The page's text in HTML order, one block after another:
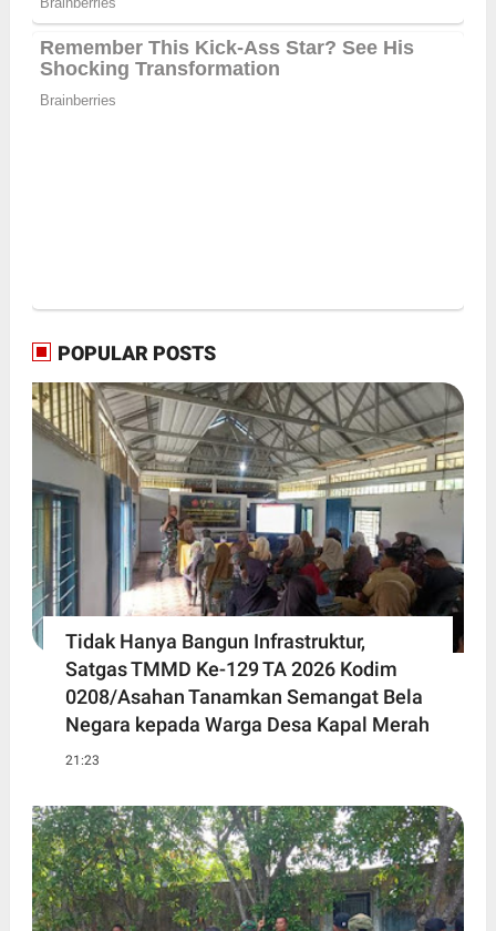
POPULAR POSTS
Tidak Hanya Bangun Infrastruktur,
Satgas TMMD Ke-129 TA 2026 Kodim
0208/Asahan Tanamkan Semangat Bela
Negara kepada Warga Desa Kapal Merah
21:23